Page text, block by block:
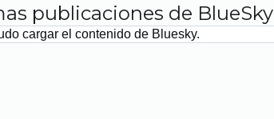
publicaciones de BlueSky
cargar el contenido de Bluesky.